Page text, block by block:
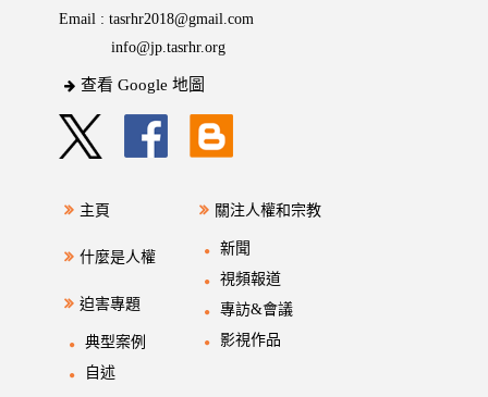
Email : tasrhr2018@gmail.com
info@jp.tasrhr.org
查看 Google 地圖
主頁
什麼是人權
迫害專題
典型案例
自述
關注人權和宗教
新聞
視頻報道
專訪&會議
影視作品